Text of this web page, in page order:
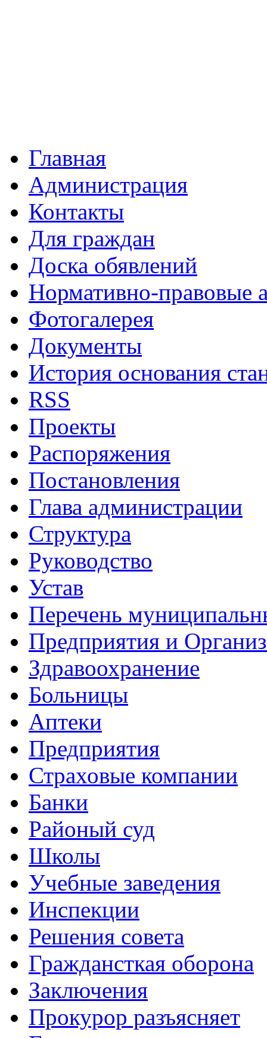
Главная
Администрация
Контакты
Для граждан
Доска обявлений
Нормативно-правовые
Фотогалерея
Документы
История основания
RSS
Проекты
Распоряжения
Постановления
Глава администрации
Структура
Руководство
Устав
Перечень
Предприятия и
Здравоохранение
Больницы
Аптеки
Предприятия
Страховые компании
Банки
Районый суд
Школы
Учебные заведения
Инспекции
Решения совета
Граждансткая оборона
Заключения
Прокурор разъясняет